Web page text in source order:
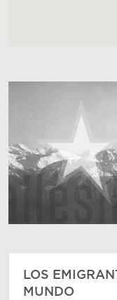
LOS
MUNDO